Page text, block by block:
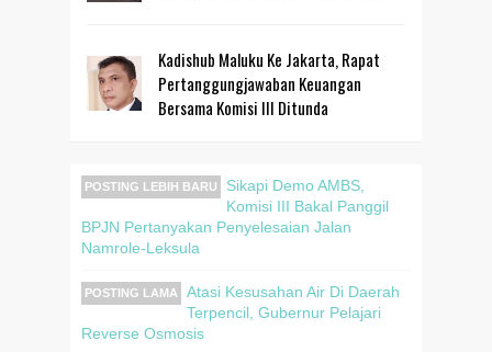
Kadishub Maluku Ke Jakarta, Rapat
Pertanggungjawaban Keuangan
Bersama Komisi III Ditunda
POSTING LEBIH BARU
Sikapi Demo AMBS,
Komisi III Bakal Panggil
BPJN Pertanyakan Penyelesaian Jalan
Namrole-Leksula
POSTING LAMA
Atasi Kesusahan Air Di Daerah
Terpencil, Gubernur Pelajari
Reverse Osmosis